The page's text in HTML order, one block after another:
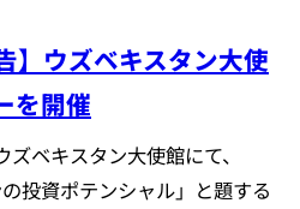
】ウズベキスタン大使
を開催
ベキスタン大使館にて、
投資ポテンシャル」と題する